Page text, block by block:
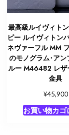
最高級ルイヴィト
ピー ルイヴィトン
ネヴァーフル MM
のモノグラム･ア
ルー M46482 レザ
金具
¥45,900
お買い物カゴ